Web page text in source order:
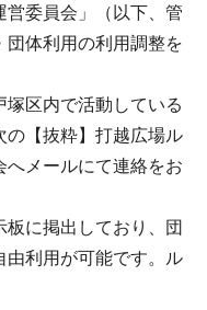
営委員会」（以下、管
体利用の利用調整を
塚区内で活動している
の【抜粋】打越広場ル
へメールにて連絡をお
に掲出しており、団
由利用が可能です。ル